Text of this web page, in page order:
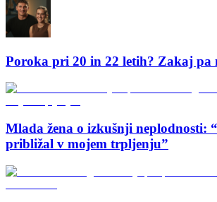
Poroka pri 20 in 22 letih? Zakaj pa
Mlada žena o izkušnji neplodnosti:
približal v mojem trpljenju”